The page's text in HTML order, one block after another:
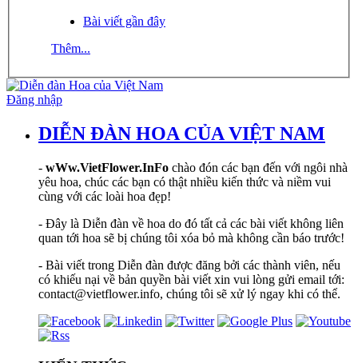
Bài viết gần đây
Thêm...
Đăng nhập
DIỄN ĐÀN HOA CỦA VIỆT NAM
- wWw.VietFlower.InFo chào đón các bạn đến với ngôi nhà
yêu hoa, chúc các bạn có thật nhiều kiến thức và niềm vui
cùng với các loài hoa đẹp!
- Đây là Diễn đàn về hoa do đó tất cả các bài viết không liên
quan tới hoa sẽ bị chúng tôi xóa bỏ mà không cần báo trước!
- Bài viết trong Diễn đàn được đăng bởi các thành viên, nếu
có khiếu nại về bản quyền bài viết xin vui lòng gửi email tới:
contact@vietflower.info, chúng tôi sẽ xử lý ngay khi có thể.